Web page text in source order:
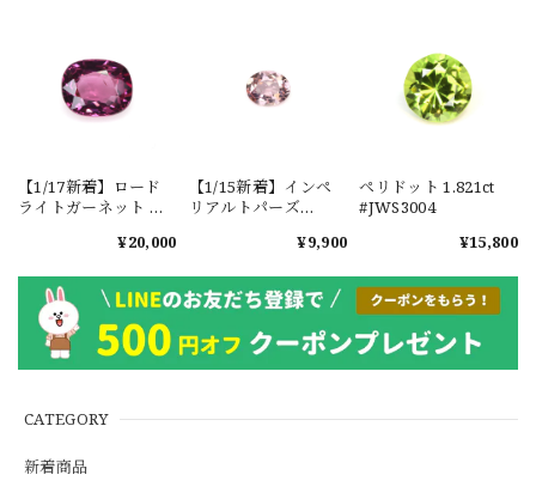
CATEGORY
新着商品
【1/17新着】ロード
ライトガーネット タ
1.601ct【ソーティン
¥20,000
【1/15新着】インペ
リアルトパーズ
¥9,900
ペリドット 1.821ct
#JWS3004
¥15,800